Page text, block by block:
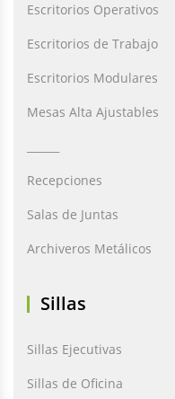
Escritorios Operativos
Escritorios de Trabajo
Escritorios Modulares
Mesas Alta Ajustables
Recepciones
Salas de Juntas
Archiveros Metálicos
Sillas
Sillas Ejecutivas
Sillas de Oficina